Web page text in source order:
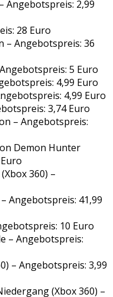
Angebotspreis: 2,99
28 Euro
– Angebotspreis: 36
5 Euro
4,99 Euro
4,99 Euro
3,74 Euro
– Angebotspreis:
Demon Hunter
360) –
Angebotspreis: 41,99
10 Euro
– Angebotspreis:
– Angebotspreis: 3,99
(Xbox 360) –